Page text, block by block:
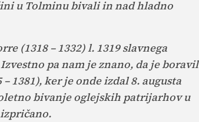
u Tolminu bivali in nad hladno
(1318 – 1332) l. 1319 slavnega
pa nam je znano, da je boravil
1381), ker je onde izdal 8. augusta
bivanje oglejskih patrijarhov u